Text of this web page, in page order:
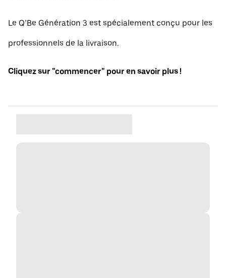
Le Q’Be Génération 3 est spécialement conçu pour les
professionnels de la livraison.
Cliquez sur "commencer" pour en savoir plus !